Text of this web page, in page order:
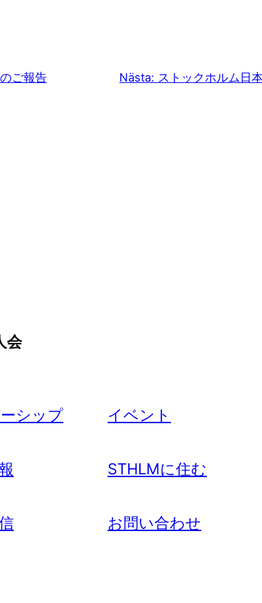
ご報告 Nästa: ストックホルム日
会
シップ イベント
STHLMに住む
お問い合わせ